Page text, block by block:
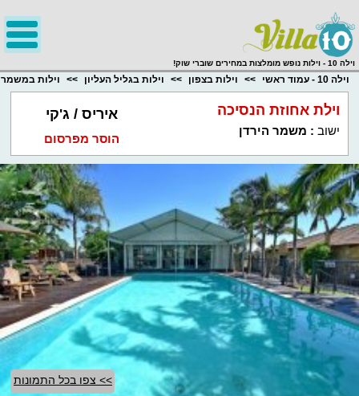
וילה 10 - וילות נופש מומלצות במחירים שוברי שוק!
וילה 10 - עמוד ראשי וילות בצפון וילות בגליל העליון וילות במשמר
וילת אחוזת הנסיכה
ישוב : משמר הירדן
איריס / ג'קי
הוסר מפרסום
>> צפו בכל התמונות